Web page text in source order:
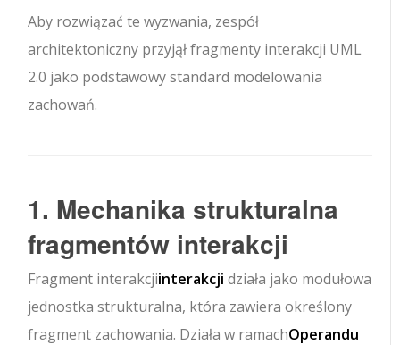
Aby rozwiązać te wyzwania, zespół
architektoniczny przyjął fragmenty interakcji UML
2.0 jako podstawowy standard modelowania
zachowań.
1. Mechanika strukturalna
fragmentów interakcji
Fragment interakcjiinterakcji działa jako modułowa
jednostka strukturalna, która zawiera określony
fragment zachowania. Działa w ramachOperandu